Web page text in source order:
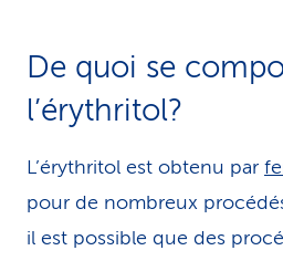
De quoi se
l’érythritol?
L’érythritol est obtenu par
pour de nombreux
il est possible que des